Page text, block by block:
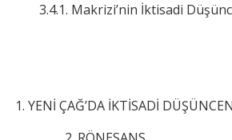
3.4.1. Makrizi’nin İktisadi Düşünceleri
1. YENİ ÇAĞ’DA İKTİSADİ